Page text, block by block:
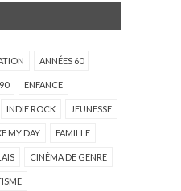
ANNÉES 60
ENFANCE
INDIE ROCK JEUNESSE
MY DAY FAMILLE
CINÉMA DE GENRE